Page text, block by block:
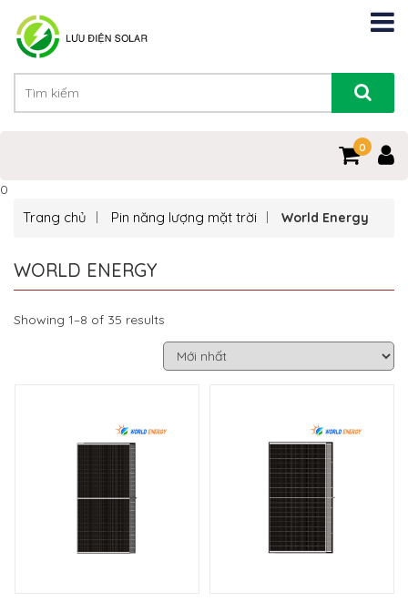
0
0
Trang chủ Pin năng lượng mặt trời World Energy
WORLD ENERGY
Showing 1–8 of 35 results